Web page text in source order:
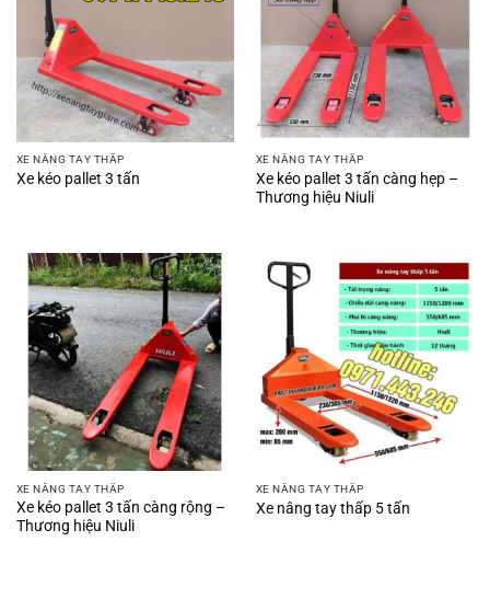
XE NÂNG TAY THẤP
Xe kéo pallet 3 tấn
XE NÂNG TAY THẤP
Xe kéo pallet 3 tấn càng hẹp –
Thương hiệu Niuli
XE NÂNG TAY THẤP
Xe kéo pallet 3 tấn càng rộng –
Thương hiệu Niuli
XE NÂNG TAY THẤP
Xe nâng tay thấp 5 tấn